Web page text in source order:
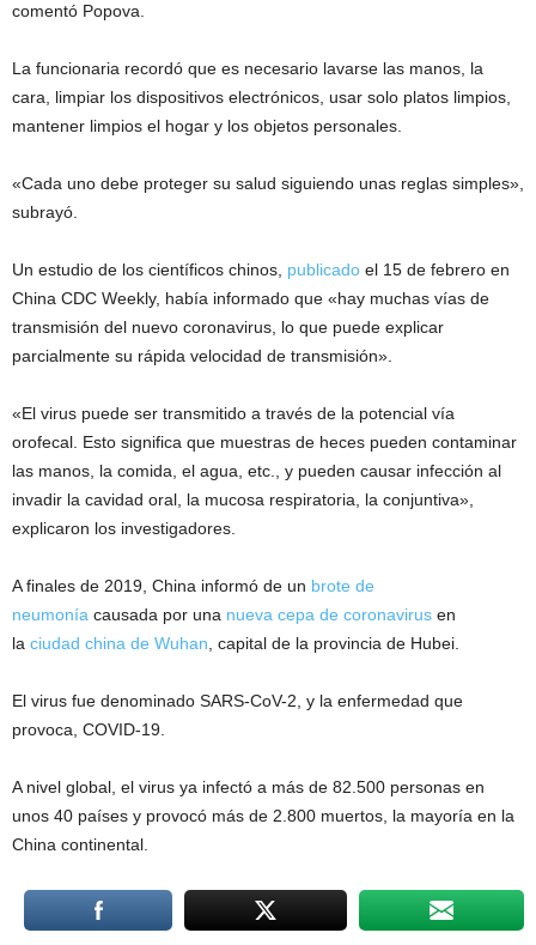
comentó Popova.
La funcionaria recordó que es necesario lavarse las manos, la
cara, limpiar los dispositivos electrónicos, usar solo platos limpios,
mantener limpios el hogar y los objetos personales.
«Cada uno debe proteger su salud siguiendo unas reglas simples»,
subrayó.
Un estudio de los científicos chinos, publicado el 15 de febrero en
China CDC Weekly, había informado que «hay muchas vías de
transmisión del nuevo coronavirus, lo que puede explicar
parcialmente su rápida velocidad de transmisión».
«El virus puede ser transmitido a través de la potencial vía
orofecal. Esto significa que muestras de heces pueden contaminar
las manos, la comida, el agua, etc., y pueden causar infección al
invadir la cavidad oral, la mucosa respiratoria, la conjuntiva»,
explicaron los investigadores.
A finales de 2019, China informó de un brote de
neumonía causada por una nueva cepa de coronavirus en
la ciudad china de Wuhan, capital de la provincia de Hubei.
El virus fue denominado SARS-CoV-2, y la enfermedad que
provoca, COVID-19.
A nivel global, el virus ya infectó a más de 82.500 personas en
unos 40 países y provocó más de 2.800 muertos, la mayoría en la
China continental.